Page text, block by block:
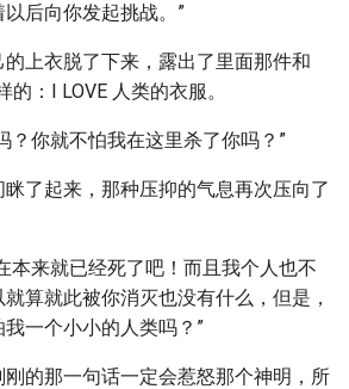
后向你发起挑战。”
上衣脱了下来，露出了里面那件和
的：I LOVE 人类的衣服。
？你就不怕我在这里杀了你吗？”
了起来，那种压抑的气息再次压向了
本来就已经死了吧！而且我个人也不
算就此被你消灭也没有什么，但是，
一个小小的人类吗？”
的那一句话一定会惹怒那个神明，所